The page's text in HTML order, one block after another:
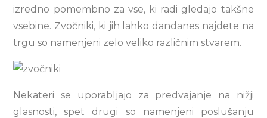
izredno pomembno za vse, ki radi gledajo takšne
vsebine. Zvočniki, ki jih lahko dandanes najdete na
trgu so namenjeni zelo veliko različnim stvarem.
Nekateri se uporabljajo za predvajanje na nižji
glasnosti, spet drugi so namenjeni poslušanju